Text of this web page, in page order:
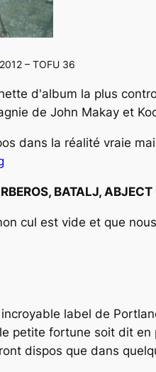
– TOFU 36
d'album la plus
de John Makay et
dans la réalité vraie
BATALJ,
cul est vide et que
label de
petite fortune soit dit
dispos que dans